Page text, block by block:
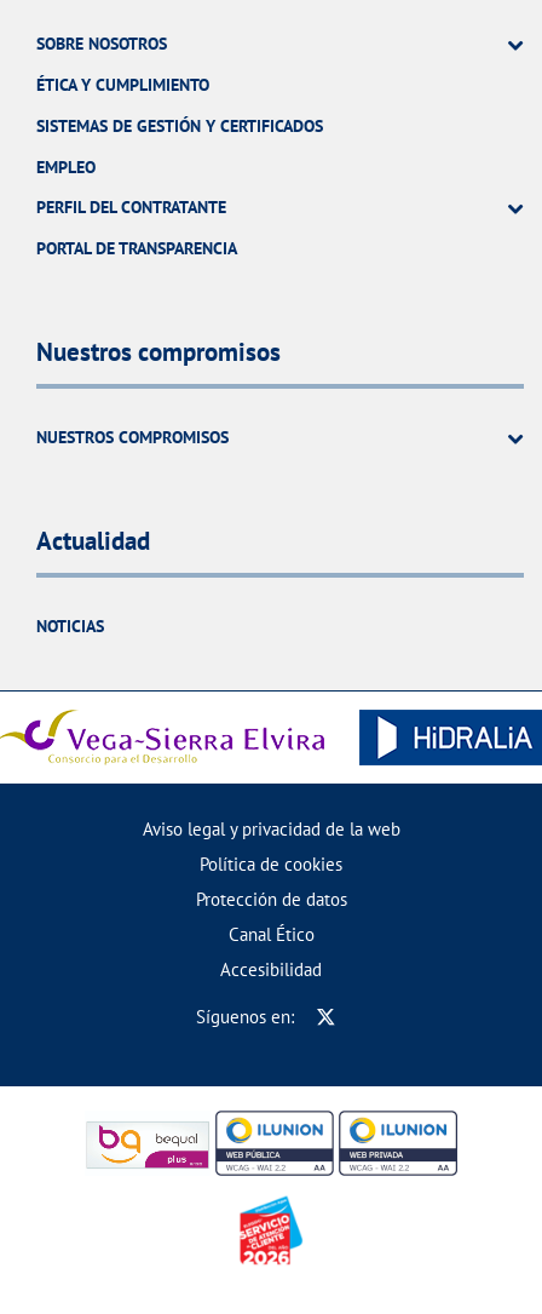
SOBRE NOSOTROS
ÉTICA Y CUMPLIMIENTO
SISTEMAS DE GESTIÓN Y CERTIFICADOS
EMPLEO
PERFIL DEL CONTRATANTE
PORTAL DE TRANSPARENCIA
Nuestros compromisos
NUESTROS COMPROMISOS
Actualidad
NOTICIAS
Aviso legal y privacidad de la web
Política de cookies
Protección de datos
Canal Ético
Accesibilidad
Síguenos en: